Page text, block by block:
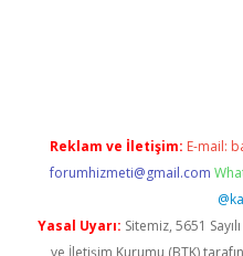
Reklam ve İletişim: E-mail:
forumhizmeti@gmail.com
Yasal Uyarı: Sitemiz, 5651
ve İletişim Kurumu (BTK)